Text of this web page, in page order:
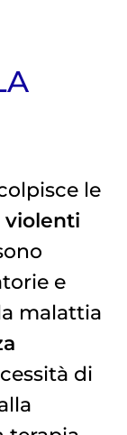
le
violenti
e
malattia
di